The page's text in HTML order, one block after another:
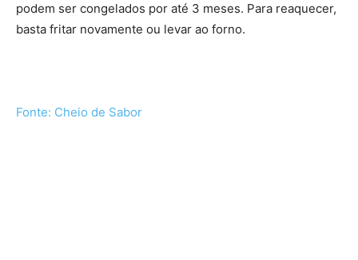
podem ser congelados por até 3 meses. Para reaquecer,
basta fritar novamente ou levar ao forno.
Fonte: Cheio de Sabor